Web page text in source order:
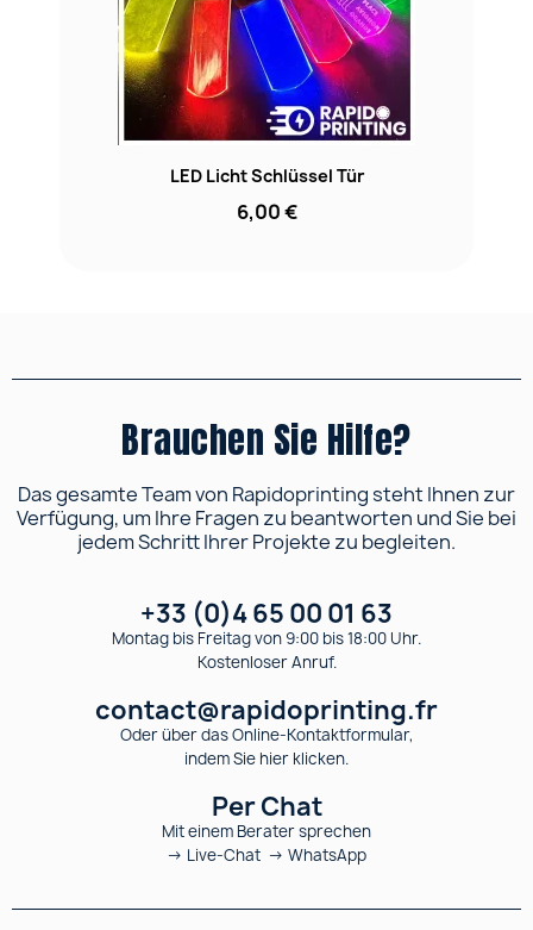
LED Licht Schlüssel Tür
6,00 €
Brauchen Sie Hilfe?
Das gesamte Team von Rapidoprinting steht Ihnen zur
Verfügung, um Ihre Fragen zu beantworten und Sie bei
jedem Schritt Ihrer Projekte zu begleiten.
+33 (0)4 65 00 01 63
Montag bis Freitag von 9:00 bis 18:00 Uhr.
Kostenloser Anruf.
contact@rapidoprinting.fr
Oder über das Online-Kontaktformular,
indem Sie hier klicken.
Per Chat
Mit einem Berater sprechen
→ Live-Chat → WhatsApp